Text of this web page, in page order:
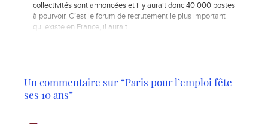
collectivités sont annoncées et il y aurait donc 40 000 postes
à pourvoir. C’est le forum de recrutement le plus important
qui existe en France, il aurait…
Un commentaire sur “Paris pour l’emploi fête
ses 10 ans”